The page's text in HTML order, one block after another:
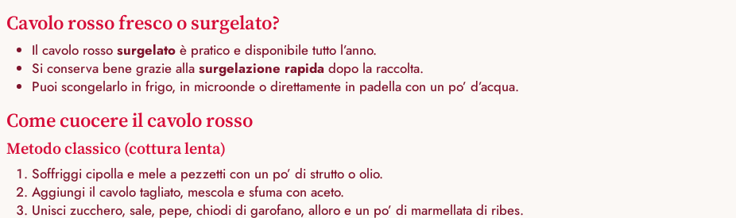
Cavolo rosso fresco o surgelato?
Il cavolo rosso surgelato è pratico e disponibile tutto l’anno.
Si conserva bene grazie alla surgelazione rapida dopo la raccolta.
Puoi scongelarlo in frigo, in microonde o direttamente in padella con un po’ d’acqua.
Come cuocere il cavolo rosso
Metodo classico (cottura lenta)
Soffriggi cipolla e mele a pezzetti con un po’ di strutto o olio.
Aggiungi il cavolo tagliato, mescola e sfuma con aceto.
Unisci zucchero, sale, pepe, chiodi di garofano, alloro e un po’ di marmellata di ribes.